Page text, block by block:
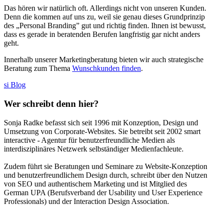
Das hören wir natürlich oft. Allerdings nicht von unseren Kunden.
Denn die kommen auf uns zu, weil sie genau dieses Grundprinzip
des „Personal Branding” gut und richtig finden. Ihnen ist bewusst,
dass es gerade in beratenden Berufen langfristig gar nicht anders
geht.
Innerhalb unserer Marketingberatung bieten wir auch strategische
Beratung zum Thema Wunschkunden finden.
si Blog
Wer schreibt denn hier?
Sonja Radke befasst sich seit 1996 mit Konzeption, Design und
Umsetzung von Corporate-Websites. Sie betreibt seit 2002 smart
interactive - Agentur für benutzerfreundliche Medien als
interdisziplinäres Netzwerk selbständiger Medienfachleute.
Zudem führt sie Beratungen und Seminare zu Website-Konzeption
und benutzerfreundlichem Design durch, schreibt über den Nutzen
von SEO und authentischem Marketing und ist Mitglied des
German UPA (Berufsverband der Usability und User Experience
Professionals) und der Interaction Design Association.